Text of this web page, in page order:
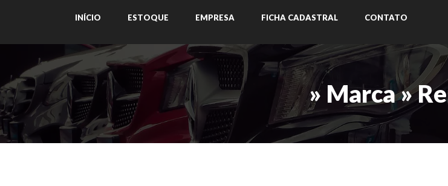
INÍCIO ESTOQUE EMPRESA FICHA CADASTRAL CONTATO
» Marca »